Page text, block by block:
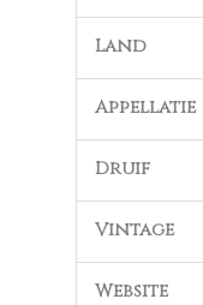
Land
Appellatie
Druif
Vintage
Website